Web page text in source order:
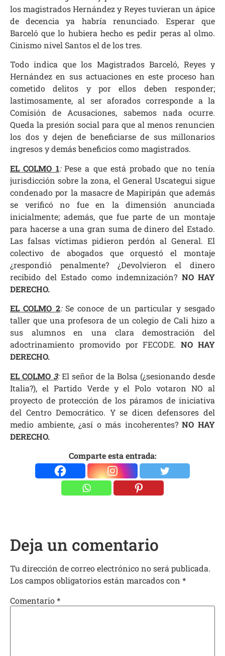
los magistrados Hernández y Reyes tuvieran un ápice
de decencia ya habría renunciado. Esperar que
Barceló que lo hubiera hecho es pedir peras al olmo.
Cinismo nivel Santos el de los tres.
Todo indica que los Magistrados Barceló, Reyes y
Hernández en sus actuaciones en este proceso han
cometido delitos y por ellos deben responder;
lastimosamente, al ser aforados corresponde a la
Comisión de Acusaciones, sabemos nada ocurre.
Queda la presión social para que al menos renuncien
los dos y dejen de beneficiarse de sus millonarios
ingresos y demás beneficios como magistrados.
EL COLMO 1:Pese a que está probado que no tenía
jurisdicción sobre la zona, el General Uscategui sigue
condenado por la masacre de Mapiripán que además
se verificó no fue en la dimensión anunciada
inicialmente; además, que fue parte de un montaje
para hacerse a una gran suma de dinero del Estado.
Las falsas víctimas pidieron perdón al General. El
colectivo de abogados que orquestó el montaje
¿respondió penalmente? ¿Devolvieron el dinero
recibido del Estado como indemnización? NO HAY
DERECHO.
EL COLMO 2:Se conoce de un particular y sesgado
taller que una profesora de un colegio de Cali hizo a
sus alumnos en una clara demostración del
adoctrinamiento promovido por FECODE.NO HAY
DERECHO.
EL COLMO 3:El señor de la Bolsa (¿sesionando desde
Italia?), el Partido Verde y el Polo votaron NO al
proyecto de protección de los páramos de iniciativa
del Centro Democrático. Y se dicen defensores del
medio ambiente, ¿así o más incoherentes?NO HAY
DERECHO.
Comparte esta entrada:
Deja un comentario
Tu dirección de correo electrónico no será publicada.
Los campos obligatorios están marcados con *
Comentario*